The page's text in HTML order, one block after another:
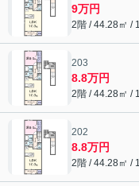
9万円
2階 / 44.28㎡ /
203
8.8万円
2階 / 44.28㎡ /
202
8.8万円
2階 / 44.28㎡ /